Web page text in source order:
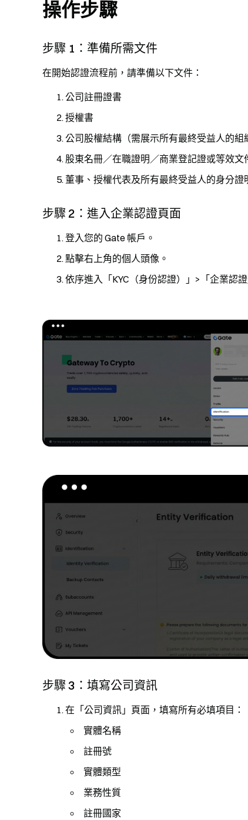
操作步驟
步驟 1：準備所需文件
在開始認證流程前，請準備以下文件：
公司註冊證書
授權書
公司股權結構（需展示所有最終受益人的組
股東名冊／在職證明／商業登記證或等效文
董事、授權代表及所有最終受益人的身分證
步驟 2：進入企業認證頁面
登入您的 Gate 帳戶。
點擊右上角的個人頭像。
依序進入「KYC（身份認證）」>「企業認
步驟 3：填寫公司資訊
在「公司資訊」頁面，填寫所有必填項目：
實體名稱
註冊號
實體類型
業務性質
註冊國家